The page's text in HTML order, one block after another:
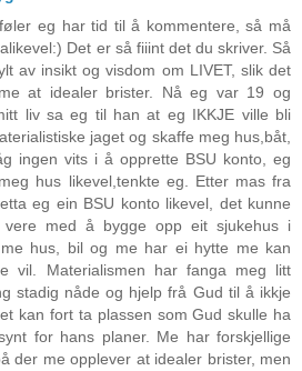
eg har tid til å kommentere, så må
Det er så fiiint det du skriver. Så
av insikt og visdom om LIVET, slik det
at idealer brister. Nå eg var 19 og
liv sa eg til han at eg IKKJE ville bli
jaget og skaffe meg hus,båt,
ingen vits i å opprette BSU konto, eg
hus likevel,tenkte eg. Etter mas fra
eg ein BSU konto likevel, det kunne
med å bygge opp eit sjukehus i
hus, bil og me har ei hytte me kan
vil. Materialismen har fanga meg litt
stadig nåde og hjelp frå Gud til å ikkje
kan fort ta plassen som Gud skulle ha
for hans planer. Me har forskjellige
der me opplever at idealer brister, men